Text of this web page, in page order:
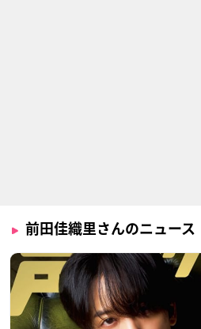
前田佳織里さんのニュース